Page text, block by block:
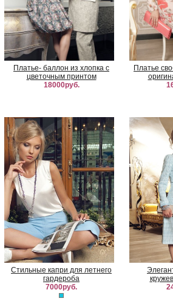
Платье- баллон из хлопка с
цветочным принтом
18000руб.
Платье
Стильные капри для летнего
гардероба
7000руб.